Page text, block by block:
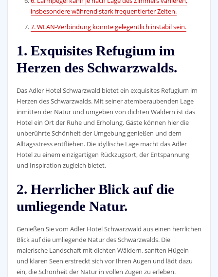
insbesondere während stark frequentierter Zeiten.
7. WLAN-Verbindung könnte gelegentlich instabil sein.
1. Exquisites Refugium im
Herzen des Schwarzwalds.
Das Adler Hotel Schwarzwald bietet ein exquisites Refugium im
Herzen des Schwarzwalds. Mit seiner atemberaubenden Lage
inmitten der Natur und umgeben von dichten Wäldern ist das
Hotel ein Ort der Ruhe und Erholung. Gäste können hier die
unberührte Schönheit der Umgebung genießen und dem
Alltagsstress entfliehen. Die idyllische Lage macht das Adler
Hotel zu einem einzigartigen Rückzugsort, der Entspannung
und Inspiration zugleich bietet.
2. Herrlicher Blick auf die
umliegende Natur.
Genießen Sie vom Adler Hotel Schwarzwald aus einen herrlichen
Blick auf die umliegende Natur des Schwarzwalds. Die
malerische Landschaft mit dichten Wäldern, sanften Hügeln
und klaren Seen erstreckt sich vor Ihren Augen und lädt dazu
ein, die Schönheit der Natur in vollen Zügen zu erleben.